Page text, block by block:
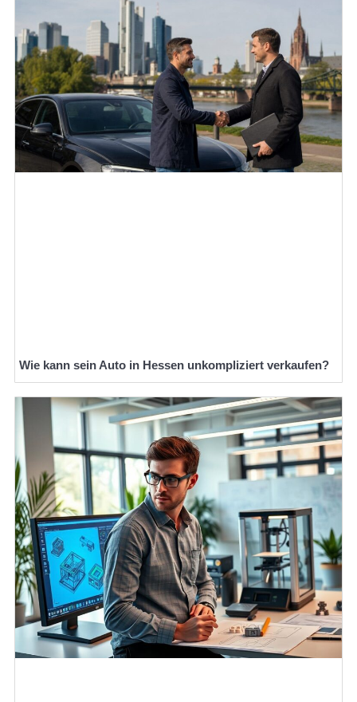
Wie kann sein Auto in Hessen unkompliziert verkaufen?